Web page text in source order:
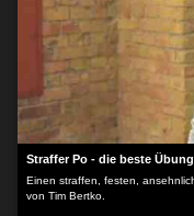
Straffer Po - die beste
Einen straffen, festen,
von Tim Bertko.